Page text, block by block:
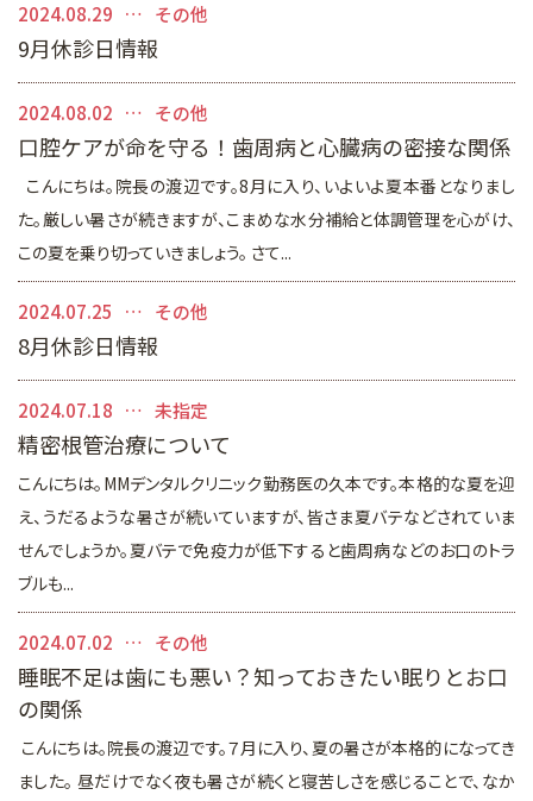
2024.08.29 その他
9月休診日情報
2024.08.02 その他
口腔ケアが命を守る！歯周病と心臓病の密接な関係
こんにちは。院長の渡辺です。8月に入り、いよいよ夏本番となりまし
た。厳しい暑さが続きますが、こまめな水分補給と体調管理を心がけ、
この夏を乗り切っていきましょう。 さて...
2024.07.25 その他
8月休診日情報
2024.07.18 未指定
精密根管治療について
こんにちは。MMデンタルクリニック勤務医の久本です。本格的な夏を迎
え、うだるような暑さが続いていますが、皆さま夏バテなどされていま
せんでしょうか。夏バテで免疫力が低下すると歯周病などのお口のトラ
ブルも...
2024.07.02 その他
睡眠不足は歯にも悪い？知っておきたい眠りとお口
の関係
こんにちは。院長の渡辺です。７月に入り、夏の暑さが本格的になってき
ました。 昼だけでなく夜も暑さが続くと寝苦しさを感じることで、なか